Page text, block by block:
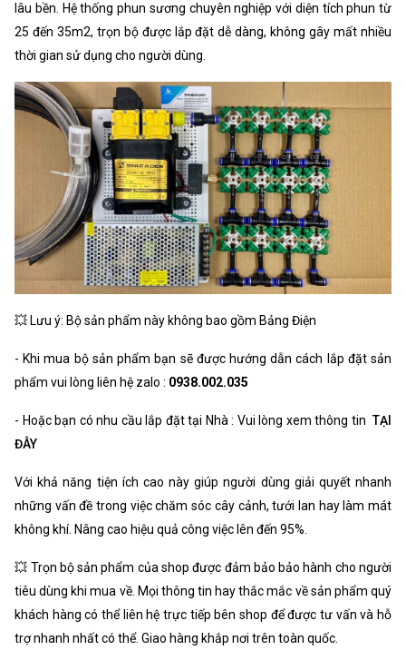
lâu bền. Hệ thống phun sương chuyên nghiệp với diện tích phun từ
25 đến 35m2, trọn bộ được lắp đặt dễ dàng, không gây mất nhiều
thời gian sử dụng cho người dùng.
💥 Lưu ý: Bộ sản phẩm này không bao gồm Bảng Điện
- Khi mua bộ sản phẩm bạn sẽ được hướng dẫn cách lắp đặt sản
phẩm vui lòng liên hệ zalo : 0938.002.035
- Hoặc bạn có nhu cầu lắp đặt tại Nhà : Vui lòng xem thông tin TẠI
ĐÂY
Với khả năng tiện ích cao này giúp người dùng giải quyết nhanh
những vấn đề trong việc chăm sóc cây cảnh, tưới lan hay làm mát
không khí. Nâng cao hiệu quả công việc lên đến 95%.
💥 Trọn bộ sản phẩm của shop được đảm bảo bảo hành cho người
tiêu dùng khi mua về. Mọi thông tin hay thắc mắc về sản phẩm quý
khách hàng có thể liên hệ trực tiếp bên shop để được tư vấn và hỗ
trợ nhanh nhất có thể. Giao hàng khắp nơi trên toàn quốc.